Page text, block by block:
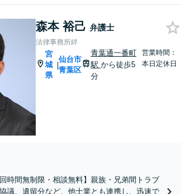
森本 裕己 弁護士
法律事務所絆
宮
城
県
|
仙台市
青葉区
青葉通一番町
駅 から徒歩5
分
営業時間：
本日定休日
時間無制限・相談無料】親族・兄弟間トラブ
議、遺留分など、他士業とも連携し、迅速で